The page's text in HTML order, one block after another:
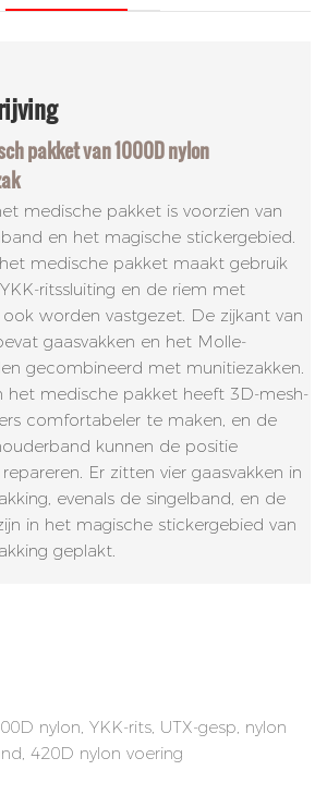
pakket van 1000D nylon
medische pakket is voorzien van
en het magische stickergebied.
medische pakket maakt gebruik
ritssluiting en de riem met
worden vastgezet. De zijkant van
gaasvakken en het Molle-
gecombineerd met munitiezakken.
het medische pakket heeft 3D-mesh-
comfortabeler te maken, en de
kunnen de positie
Er zitten vier gaasvakken in
evenals de singelband, en de
in het magische stickergebied van
geplakt.
nylon, YKK-rits, UTX-gesp, nylon
420D nylon voering